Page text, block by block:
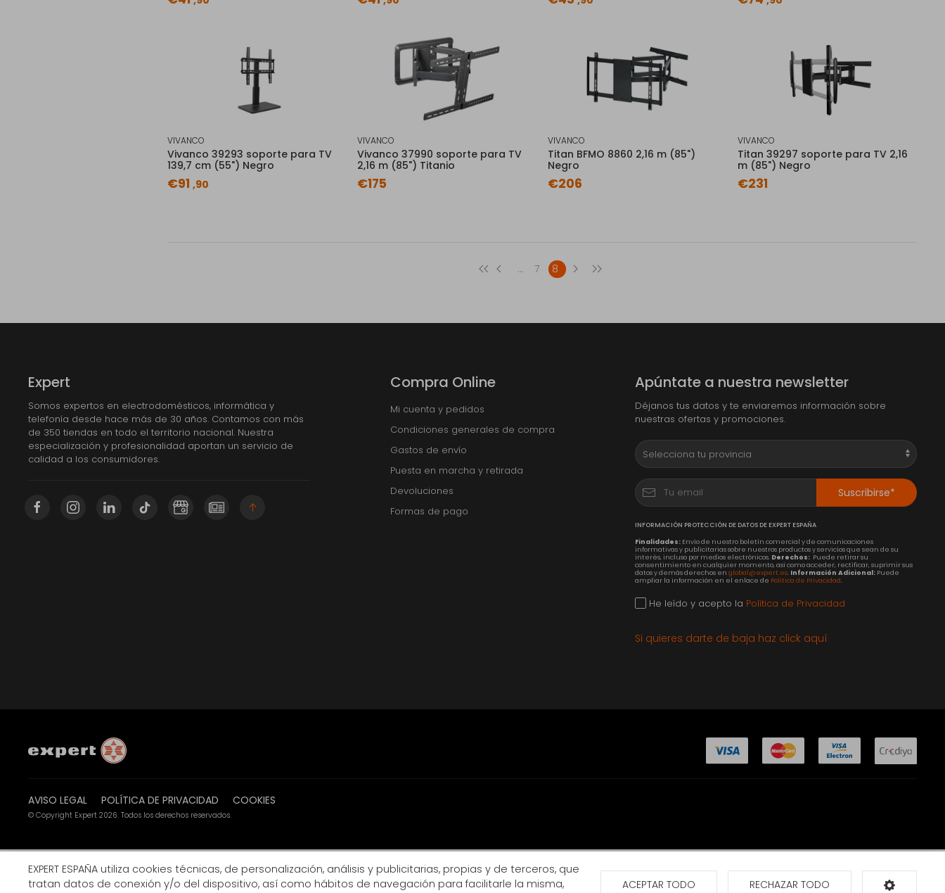
VIVANCO
Vivanco 39293 soporte para TV
139,7 cm (55") Negro
€91 ,90
VIVANCO
Vivanco 37990 soporte para TV
2,16 m (85") Titanio
€175
VIVANCO
Titan BFMO 8860 2,16 m (85")
Negro
€206
VIVANCO
Titan 39297 soporte para TV 2,16
m (85") Negro
€231
... 7 8
Expert
Somos expertos en electrodomésticos, informática y
telefonía desde hace más de 30 años. Contamos con más
de 350 tiendas en todo el territorio nacional. Nuestra
especialización y profesionalidad aportan un servicio de
calidad a los consumidores.
Compra Online
Mi cuenta y pedidos
Condiciones generales de compra
Gastos de envío
Puesta en marcha y retirada
Devoluciones
Formas de pago
Apúntate a nuestra newsletter
Déjanos tus datos y te enviaremos información sobre
nuestras ofertas y promociones.
Suscribirse*
INFORMACIÓN PROTECCIÓN DE DATOS DE EXPERT ESPAÑA
Finalidades:Envío de nuestro boletín comercial y de comunicaciones
informativas y publicitarias sobre nuestros productos y servicios que sean de su
interés, incluso por medios electrónicos. Derechos:Puede retirar su
consentimiento en cualquier momento, así como acceder, rectificar, suprimir sus
datos y demás derechos en global@expert.es. Información Adicional:Puede
ampliar la información en el enlace de Política de Privacidad.
He leído y acepto la Política de Privacidad
Si quieres darte de baja haz click aquí
AVISO LEGAL POLÍTICA DE PRIVACIDAD COOKIES
© Copyright Expert 2026. Todos los derechos reservados.
EXPERT ESPAÑA utiliza cookies técnicas, de personalización, análisis y publicitarias, propias y de terceros, que
tratan datos de conexión y/o del dispositivo, así como hábitos de navegación para facilitarle la misma,
ACEPTAR TODO RECHAZAR TODO